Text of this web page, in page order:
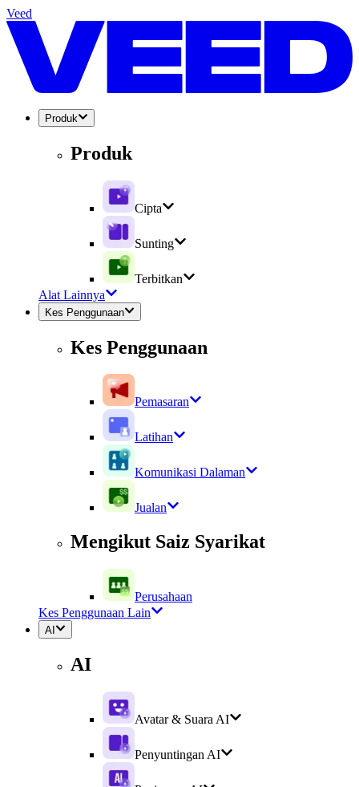
Veed
Produk
Produk
Cipta
Sunting
Terbitkan
Alat Lainnya
Kes Penggunaan
Kes Penggunaan
Pemasaran
Latihan
Komunikasi Dalaman
Jualan
Mengikut Saiz Syarikat
Perusahaan
Kes Penggunaan Lain
AI
AI
Avatar & Suara AI
Penyuntingan AI